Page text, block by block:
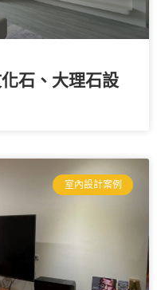
石、大理石設
室內設計案例